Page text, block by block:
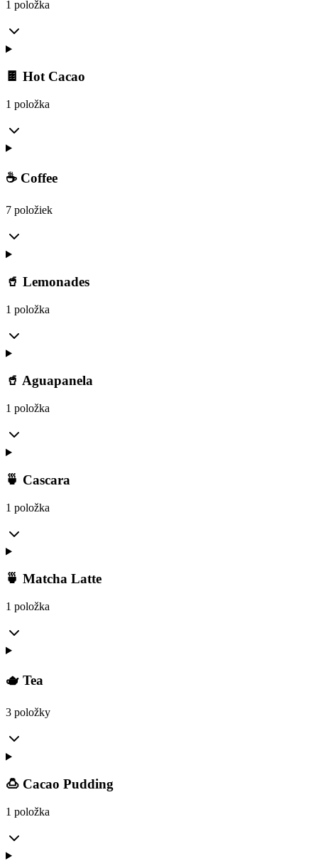
1 položka
🍫 Hot Cacao
1 položka
☕ Coffee
7 položiek
🥤 Lemonades
1 položka
🥤 Aguapanela
1 položka
🍵 Cascara
1 položka
🍵 Matcha Latte
1 položka
🫖 Tea
3 položky
🍮 Cacao Pudding
1 položka